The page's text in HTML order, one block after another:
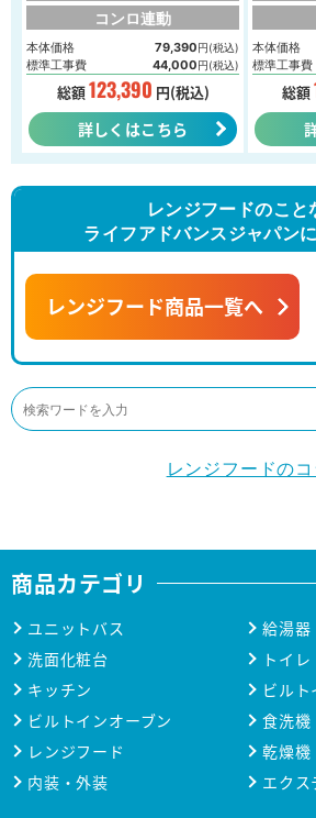
コンロ連動
本体価格 79,390円(税込)
標準工事費 44,000円(税込)
総額123,390 円(税込)
詳しくはこちら
本体価格
標準工事費
総額
レンジフードのこと
ライフアドバンスジャパン
レンジフード商品一覧へ
レンジフードの
商品カテゴリ
ユニットバス
給湯器
洗面化粧台
トイレ
キッチン
ビルト
ビルトインオーブン
食洗機
レンジフード
乾燥機
内装・外装
エクス